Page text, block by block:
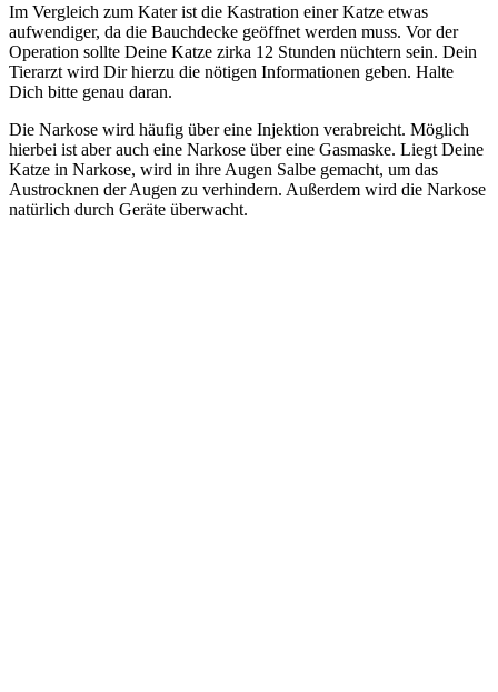
Im Vergleich zum Kater ist die Kastration einer Katze etwas
aufwendiger, da die Bauchdecke geöffnet werden muss. Vor der
Operation sollte Deine Katze zirka 12 Stunden nüchtern sein. Dein
Tierarzt wird Dir hierzu die nötigen Informationen geben. Halte
Dich bitte genau daran.
Die Narkose wird häufig über eine Injektion verabreicht. Möglich
hierbei ist aber auch eine Narkose über eine Gasmaske. Liegt Deine
Katze in Narkose, wird in ihre Augen Salbe gemacht, um das
Austrocknen der Augen zu verhindern. Außerdem wird die Narkose
natürlich durch Geräte überwacht.